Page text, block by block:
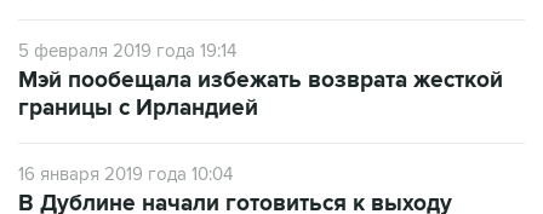
5 февраля 2019 года 19:14
Мэй пообещала избежать возврата жесткой
границы с Ирландией
16 января 2019 года 10:04
В Дублине начали готовиться к выходу